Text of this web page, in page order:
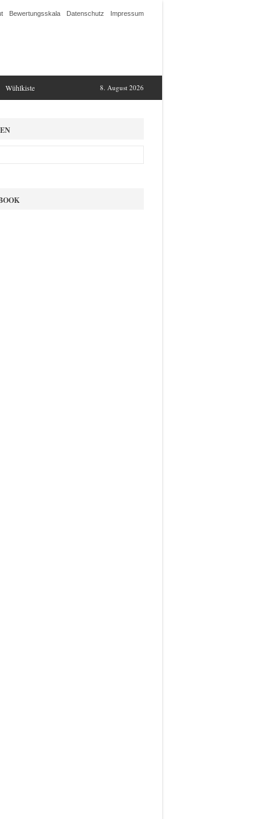
Bewertungsskala Datenschutz Impressum
8. August 2026
Wühlkiste